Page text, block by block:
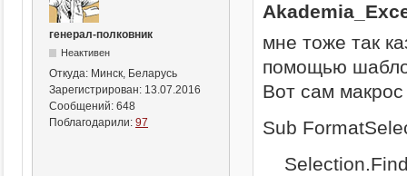
генерал-полковник
Неактивен
Откуда: Минск, Беларусь
Зарегистрирован: 13.07.2016
Сообщений: 648
Поблагодарили: 97
мне тоже так
помощью
Вот сам
Sub